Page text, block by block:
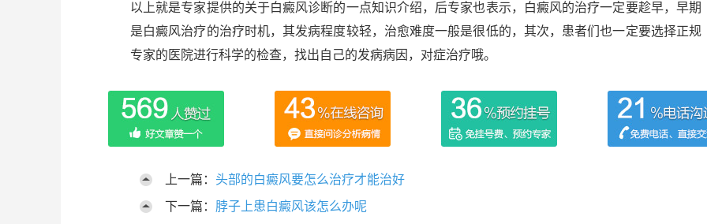
以上就是专家提供的关于白癜风诊断的一点知识介绍，后专家也表示，白癜风的治疗一定要趁早，早期
是白癜风治疗的治疗时机，其发病程度较轻，治愈难度一般是很低的，其次，患者们也一定要选择正规
专家的医院进行科学的检查，找出自己的发病病因，对症治疗哦。
上一篇： 头部的白癜风要怎么治疗才能治好
下一篇： 脖子上患白癜风该怎么办呢